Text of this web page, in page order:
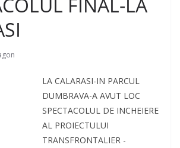
LA CALARASI-IN PARCUL
DUMBRAVA-A AVUT LOC
SPECTACOLUL DE INCHEIERE
AL PROIECTULUI
TRANSFRONTALIER -